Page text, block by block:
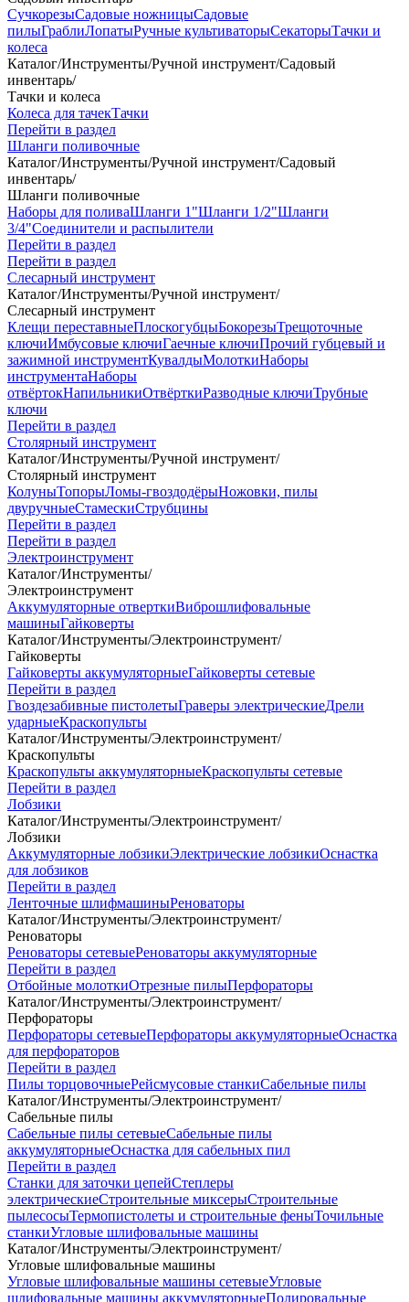
СучкорезыСадовые ножницыСадовые
пилыГраблиЛопатыРучные культиваторыСекаторыТачки и
колеса
Каталог/Инструменты/Ручной инструмент/Садовый
инвентарь/
Тачки и колеса
Колеса для тачекТачки
Перейти в раздел
Шланги поливочные
Каталог/Инструменты/Ручной инструмент/Садовый
инвентарь/
Шланги поливочные
Наборы для поливаШланги 1"Шланги 1/2"Шланги
3/4"Соединители и распылители
Перейти в раздел
Перейти в раздел
Слесарный инструмент
Каталог/Инструменты/Ручной инструмент/
Слесарный инструмент
Клещи переставныеПлоскогубцыБокорезыТрещоточные
ключиИмбусовые ключиГаечные ключиПрочий губцевый и
зажимной инструментКувалдыМолоткиНаборы
инструментаНаборы
отвёртокНапильникиОтвёрткиРазводные ключиТрубные
ключи
Перейти в раздел
Столярный инструмент
Каталог/Инструменты/Ручной инструмент/
Столярный инструмент
КолуныТопорыЛомы-гвоздодёрыНожовки, пилы
двуручныеСтамескиСтрубцины
Перейти в раздел
Перейти в раздел
Электроинструмент
Каталог/Инструменты/
Электроинструмент
Аккумуляторные отверткиВиброшлифовальные
машиныГайковерты
Каталог/Инструменты/Электроинструмент/
Гайковерты
Гайковерты аккумуляторныеГайковерты сетевые
Перейти в раздел
Гвоздезабивные пистолетыГраверы электрическиеДрели
ударныеКраскопульты
Каталог/Инструменты/Электроинструмент/
Краскопульты
Краскопульты аккумуляторныеКраскопульты сетевые
Перейти в раздел
Лобзики
Каталог/Инструменты/Электроинструмент/
Лобзики
Аккумуляторные лобзикиЭлектрические лобзикиОснастка
для лобзиков
Перейти в раздел
Ленточные шлифмашиныРеноваторы
Каталог/Инструменты/Электроинструмент/
Реноваторы
Реноваторы сетевыеРеноваторы аккумуляторные
Перейти в раздел
Отбойные молоткиОтрезные пилыПерфораторы
Каталог/Инструменты/Электроинструмент/
Перфораторы
Перфораторы сетевыеПерфораторы аккумуляторныеОснастка
для перфораторов
Перейти в раздел
Пилы торцовочныеРейсмусовые станкиСабельные пилы
Каталог/Инструменты/Электроинструмент/
Сабельные пилы
Сабельные пилы сетевыеСабельные пилы
аккумуляторныеОснастка для сабельных пил
Перейти в раздел
Станки для заточки цепейСтеплеры
электрическиеСтроительные миксерыСтроительные
пылесосыТермопистолеты и строительные феныТочильные
станкиУгловые шлифовальные машины
Каталог/Инструменты/Электроинструмент/
Угловые шлифовальные машины
Угловые шлифовальные машины сетевыеУгловые
шлифовальные машины аккумуляторныеПолировальные